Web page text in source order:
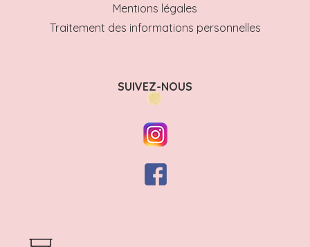
Mentions légales
Traitement des informations personnelles
SUIVEZ-NOUS